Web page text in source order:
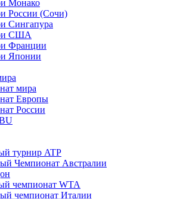
Монако
России (Сочи)
Сингапура
США
Франции
Японии
мира
Европы
России
турнир ATP
Чемпионат Австралии
чемпионат WTA
чемпионат Италии